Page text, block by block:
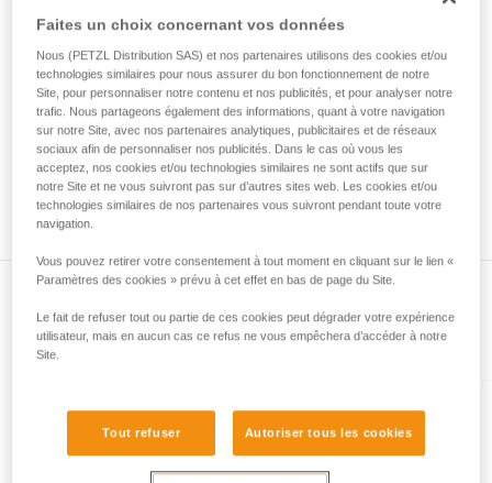
informations de la notice technique pour
d’informations.
Maîtriser ces techniques nécessite une
formation et un entraînement spécifique. Validez
avec un professionnel votre capacité à refaire
la manipulation, seul, en toute sécurité, avant
de la reproduire en autonomie.
Nous donnons des exemples de techniques
liées à votre activité. Il peut en exister d’autres
Présent dans l'article
GRIGRI®
par came, compact et
Faites un choix concernant vos données
Nous (PETZL Distribution SAS) et nos partenaires utilisons des cookies et/ou
technologies similaires pour nous assurer du bon fonctionnement de notre
Site, pour personnaliser notre contenu et nos publicités, et pour analyser notre
trafic. Nous partageons également des informations, quant à votre navigation
sur notre Site, avec nos partenaires analytiques, publicitaires et de réseaux
sociaux afin de personnaliser nos publicités. Dans le cas où vous les
acceptez, nos cookies et/ou technologies similaires ne sont actifs que sur
notre Site et ne vous suivront pas sur d’autres sites web. Les cookies et/ou
technologies similaires de nos partenaires vous suivront pendant toute votre
navigation.
Vous pouvez retirer votre consentement à tout moment en cliquant sur le lien «
Paramètres des cookies » prévu à cet effet en bas de page du Site.
Le fait de refuser tout ou partie de ces cookies peut dégrader votre expérience
utilisateur, mais en aucun cas ce refus ne vous empêchera d’accéder à notre
Site.
Tout refuser Autoriser tous les cookies